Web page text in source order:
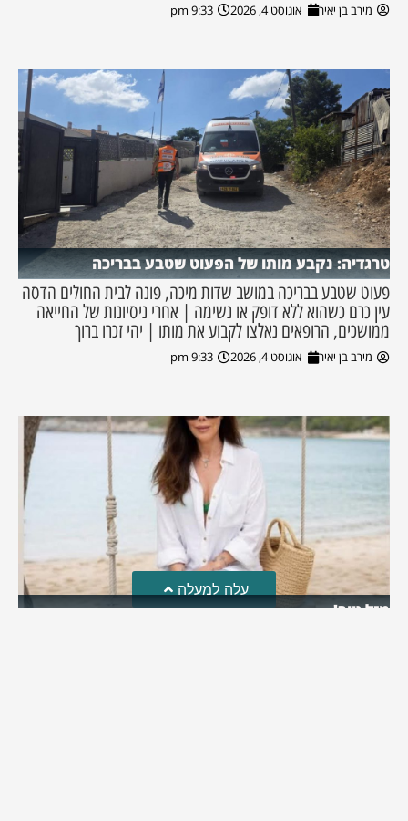
מירב בן יאיר אוגוסט 4, 2026 9:33 pm
טרגדיה: נקבע מותו של הפעוט שטבע בבריכה
פעוט שטבע בבריכה במושב שדות מיכה, פונה לבית החולים הדסה
עין כרם כשהוא ללא דופק או נשימה | אחרי ניסיונות של החייאה
ממושכים, הרופאים נאלצו לקבוע את מותו | יהי זכרו ברוך
מירב בן יאיר אוגוסט 4, 2026 9:33 pm
מזל טוב!
עלה למעלה